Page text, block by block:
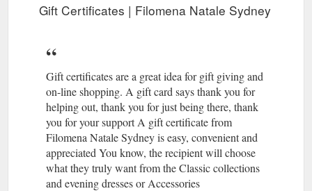
Gift Certificates | Filomena Natale Sydney
Gift certificates are a great idea for gift giving and
on-line shopping. A gift card says thank you for
helping out, thank you for just being there, thank
you for your support A gift certificate from
Filomena Natale Sydney is easy, convenient and
appreciated You know, the recipient will choose
what they truly want from the Classic collections
and evening dresses or Accessories